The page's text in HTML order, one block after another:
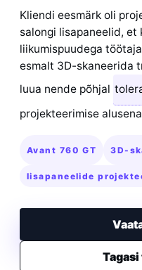
Kliendi eesmärk oli
salongi lisapaneelid, et
liikumispuudega
esmalt 3D-skaneerida
luua nende põhjal
projekteerimise
Avant 760 GT 3D-
lisapaneelide